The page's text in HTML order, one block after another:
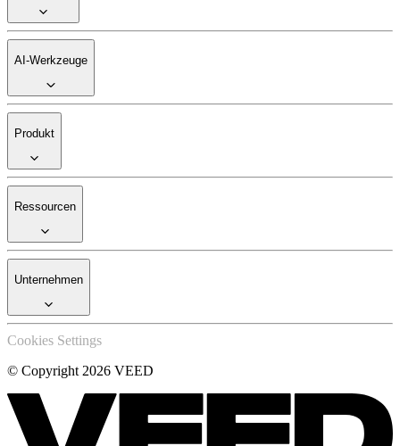
AI-Werkzeuge
Produkt
Ressourcen
Unternehmen
Cookies Settings
© Copyright 2026 VEED